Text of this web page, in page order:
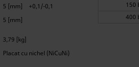
5 [mm]
+0,1/-0,1
5 [mm]
3,79 [kg]
Placat cu nichel (NiCuNi)